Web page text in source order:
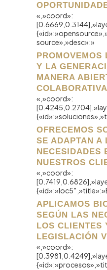
«,»coord»:
source»,»desc»:»
Y LA
MANERA
«,»coord»:
OFRECEMOS
SE ADAPTAN A
NECESIDADES
NUESTROS
«,»coord»:
APLICAMOS
SEGÚN LAS
LOS CLIENTES
LEGISLACIÓN
«,»coord»: